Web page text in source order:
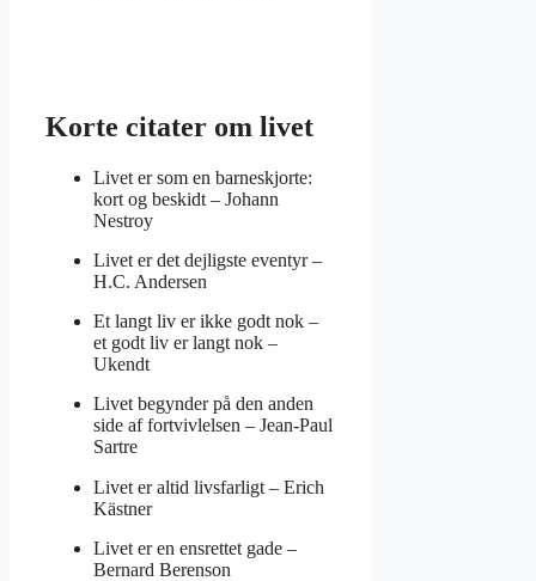
Korte citater om livet
Livet er som en barneskjorte:
kort og beskidt – Johann
Nestroy
Livet er det dejligste eventyr –
H.C. Andersen
Et langt liv er ikke godt nok –
et godt liv er langt nok –
Ukendt
Livet begynder på den anden
side af fortvivlelsen – Jean-Paul
Sartre
Livet er altid livsfarligt – Erich
Kästner
Livet er en ensrettet gade –
Bernard Berenson